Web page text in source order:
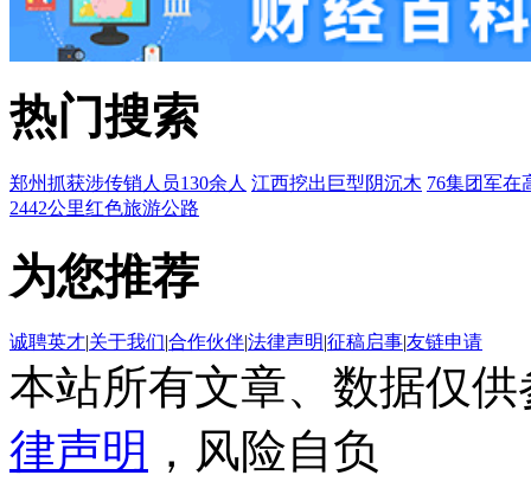
热门搜索
郑州抓获涉传销人员130余人 江西挖出巨型阴沉木 76集团军在
2442公里红色旅游公路
为您推荐
诚聘英才|关于我们|合作伙伴|法律声明|征稿启事|友链申请
本站所有文章、数据仅
律声明 ，风险自负